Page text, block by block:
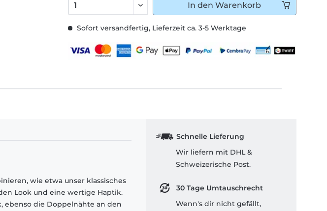
Sofort versandfertig, Lieferzeit ca. 3-5 Werktage
In den Warenkorb
wie etwa unser klassisches
Look und eine wertige Haptik.
die Doppelnähte an den
Schnelle Lieferung
Wir liefern mit DHL &
Schweizerische Post.
30 Tage Umtauschrecht
Wenn's dir nicht gefällt,